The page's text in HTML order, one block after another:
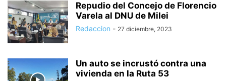
Repudio del Concejo de Florencio
Varela al DNU de Milei
Redaccion - 27 diciembre, 2023
Un auto se incrustó contra una
vivienda en la Ruta 53